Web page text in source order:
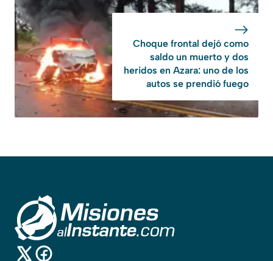
Choque frontal dejó como
saldo un muerto y dos
heridos en Azara: uno de los
autos se prendió fuego